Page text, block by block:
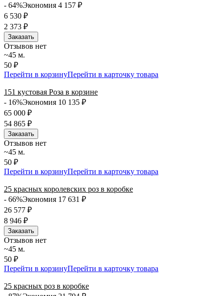
- 64%Экономия 4 157 ₽
6 530 ₽
2 373 ₽
Заказать
Отзывов нет
~45 м.
50 ₽
Перейти в корзинуПерейти в карточку товара
151 кустовая Роза в корзине
- 16%Экономия 10 135 ₽
65 000 ₽
54 865 ₽
Заказать
Отзывов нет
~45 м.
50 ₽
Перейти в корзинуПерейти в карточку товара
25 красных королевских роз в коробке
- 66%Экономия 17 631 ₽
26 577 ₽
8 946 ₽
Заказать
Отзывов нет
~45 м.
50 ₽
Перейти в корзинуПерейти в карточку товара
25 красных роз в коробке